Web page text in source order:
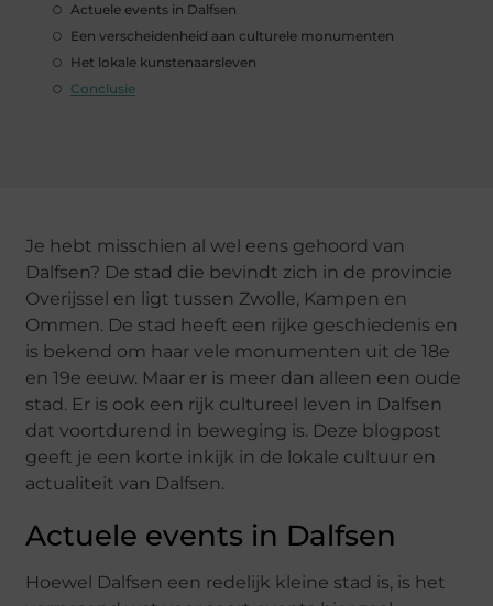
Actuele events in Dalfsen
Een verscheidenheid aan culturele monumenten
Het lokale kunstenaarsleven
Conclusie
Je hebt misschien al wel eens gehoord van
Dalfsen? De stad die bevindt zich in de provincie
Overijssel en ligt tussen Zwolle, Kampen en
Ommen. De stad heeft een rijke geschiedenis en
is bekend om haar vele monumenten uit de 18e
en 19e eeuw. Maar er is meer dan alleen een oude
stad. Er is ook een rijk cultureel leven in Dalfsen
dat voortdurend in beweging is. Deze blogpost
geeft je een korte inkijk in de lokale cultuur en
actualiteit van Dalfsen.
Actuele events in Dalfsen
Hoewel Dalfsen een redelijk kleine stad is, is het